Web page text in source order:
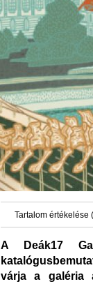
Tartalom értékelése
A Deák17
várja a galéria